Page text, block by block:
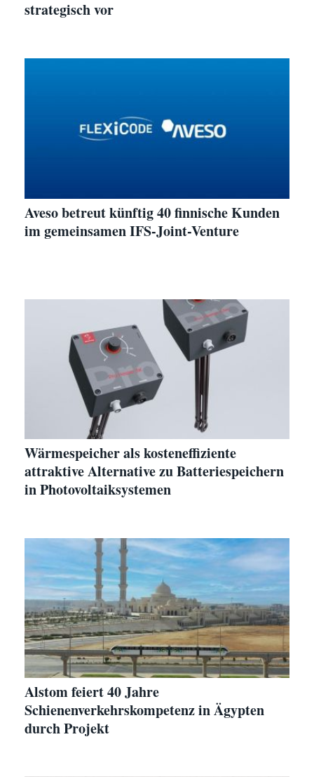
strategisch vor
Aveso betreut künftig 40 finnische Kunden
im gemeinsamen IFS-Joint-Venture
Wärmespeicher als kosteneffiziente
attraktive Alternative zu Batteriespeichern
in Photovoltaiksystemen
Alstom feiert 40 Jahre
Schienenverkehrskompetenz in Ägypten
durch Projekt